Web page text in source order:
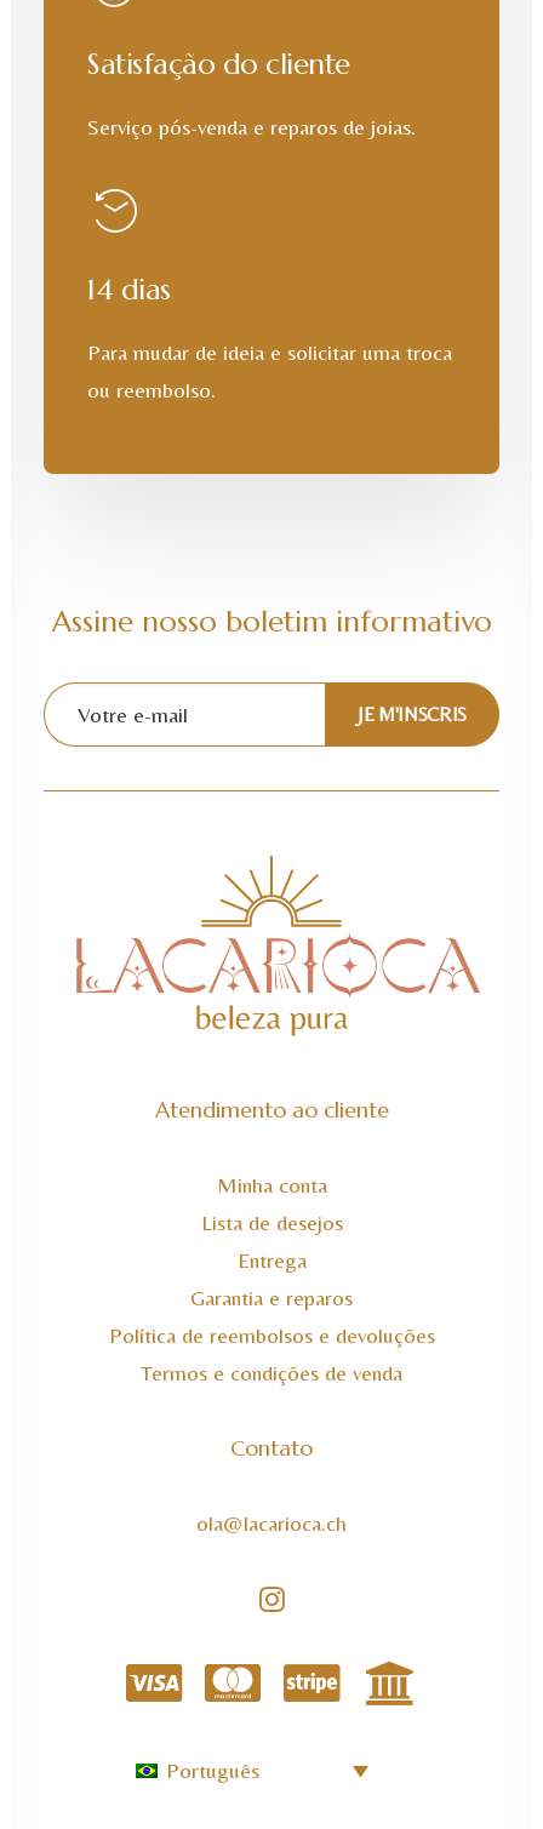
Satisfação do cliente
Serviço pós-venda e reparos de joias.
14 dias
Para mudar de ideia e solicitar uma troca
ou reembolso.
Assine nosso boletim informativo
Atendimento ao cliente
Minha conta
Lista de desejos
Entrega
Garantia e reparos
Política de reembolsos e devoluções
Termos e condições de venda
Contato
ola@lacarioca.ch
Português